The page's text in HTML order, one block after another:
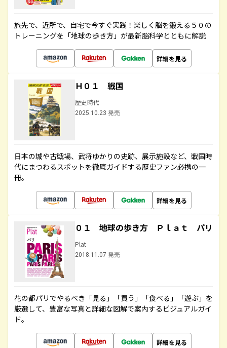
旅先で、近所で、自宅で今すぐ実践！楽しく脳を鍛える５０の
トレーニングを「地球の歩き方」が最新脳科学とともに解説
詳細を見る
Ｈ０１ 戦国
歴史時代
2025.10.23 発売
日本の城や古戦場、武将ゆかりの史跡、展示施設など、戦国時
代にまつわるスポットを徹底ガイドする歴史ファン必携の一
冊。
詳細を見る
０１ 地球の歩き方 Ｐｌａｔ パリ
Plat
2018.11.07 発売
花の都パリでやるべき「見る」「買う」「食べる」「遊ぶ」を
厳選して、豊富な写真と詳細な図解で案内するビジュアルガイ
ド。
詳細を見る